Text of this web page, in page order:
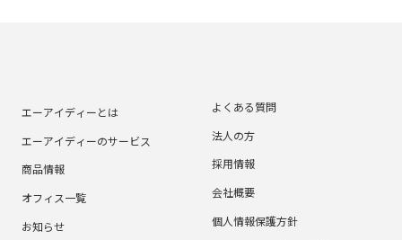
エーアイディーとは
エーアイディーのサービス
商品情報
オフィス一覧
お知らせ
よくある質問
法人の方
採用情報
会社概要
個人情報保護方針